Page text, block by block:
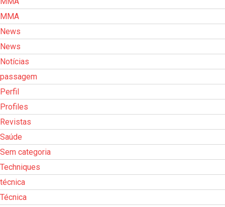
MMA
News
News
Notícias
passagem
Perfil
Profiles
Revistas
Saúde
Sem categoria
Techniques
técnica
Técnica